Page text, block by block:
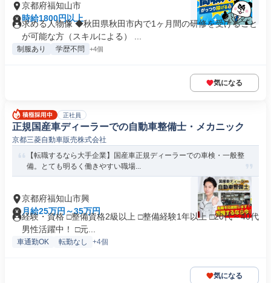
京都府福知山市
時給1800円以上
求める人物像 ◆秋田県秋田市内で1ヶ月間の研修を受けること
が可能な方（スキルによる） ...
制服あり 学歴不問 +4個
気になる
正社員
正規国産車ディーラーでの自動車整備士・メカニック
京都三菱自動車販売株式会社
【転職するなら大手企業】国産車正規ディーラーでの車検・一般整
備。とても明るく働きやすい職場...
京都府福知山市興
月給25万円～35万円
経験・資格 □整備資格2級以上 □整備経験1年以上 □20代～40代
男性活躍中！ □元...
車通勤OK 転勤なし +4個
気になる